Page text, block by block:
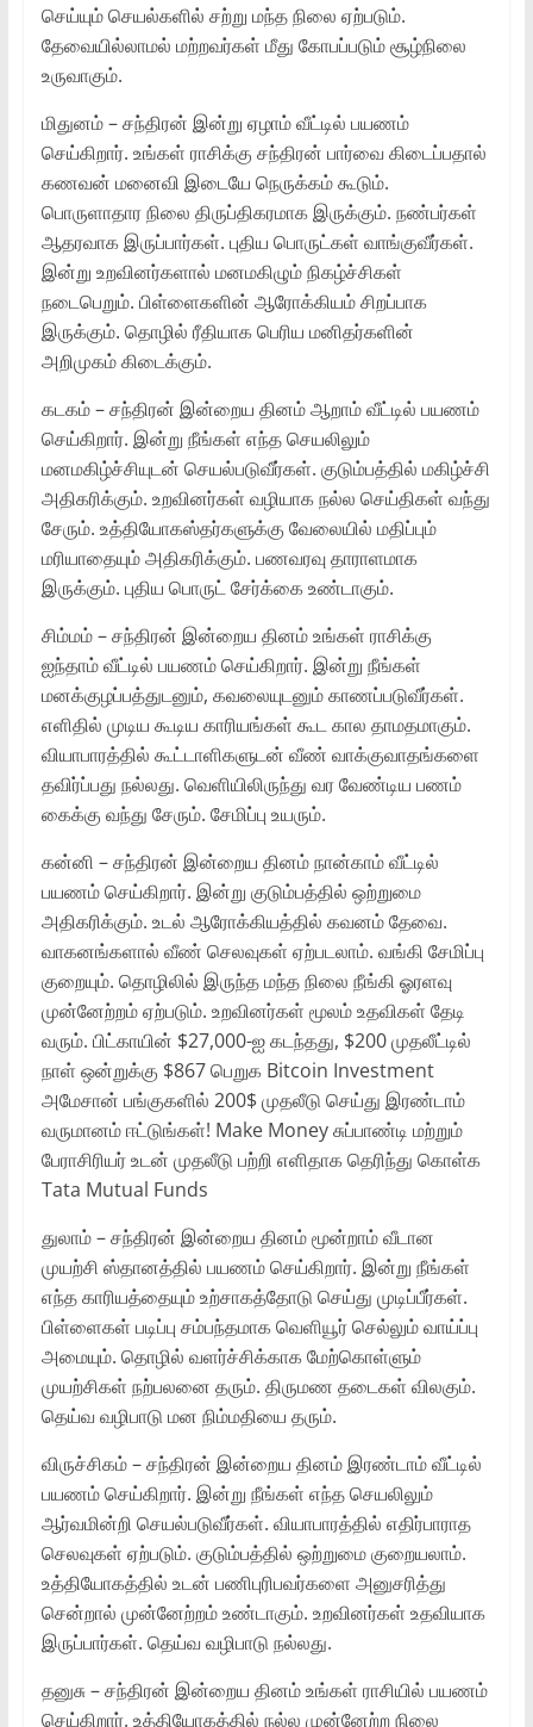
செய்யும் செயல்களில் சற்று மந்த நிலை ஏற்படும்.
தேவையில்லாமல் மற்றவர்கள் மீது கோபப்படும் சூழ்நிலை
உருவாகும்.
மிதுனம் – சந்திரன் இன்று ஏழாம் வீட்டில் பயணம்
செய்கிறார். உங்கள் ராசிக்கு சந்திரன் பார்வை கிடைப்பதால்
கணவன் மனைவி இடையே நெருக்கம் கூடும்.
பொருளாதார நிலை திருப்திகரமாக இருக்கும். நண்பர்கள்
ஆதரவாக இருப்பார்கள். புதிய பொருட்கள் வாங்குவீர்கள்.
இன்று உறவினர்களால் மனமகிழும் நிகழ்ச்சிகள்
நடைபெறும். பிள்ளைகளின் ஆரோக்கியம் சிறப்பாக
இருக்கும். தொழில் ரீதியாக பெரிய மனிதர்களின்
அறிமுகம் கிடைக்கும்.
கடகம் – சந்திரன் இன்றைய தினம் ஆறாம் வீட்டில் பயணம்
செய்கிறார். இன்று நீங்கள் எந்த செயலிலும்
மனமகிழ்ச்சியுடன் செயல்படுவீர்கள். குடும்பத்தில் மகிழ்ச்சி
அதிகரிக்கும். உறவினர்கள் வழியாக நல்ல செய்திகள் வந்து
சேரும். உத்தியோகஸ்தர்களுக்கு வேலையில் மதிப்பும்
மரியாதையும் அதிகரிக்கும். பணவரவு தாராளமாக
இருக்கும். புதிய பொருட் சேர்க்கை உண்டாகும்.
சிம்மம் – சந்திரன் இன்றைய தினம் உங்கள் ராசிக்கு
ஐந்தாம் வீட்டில் பயணம் செய்கிறார். இன்று நீங்கள்
மனக்குழப்பத்துடனும், கவலையுடனும் காணப்படுவீர்கள்.
எளிதில் முடிய கூடிய காரியங்கள் கூட கால தாமதமாகும்.
வியாபாரத்தில் கூட்டாளிகளுடன் வீண் வாக்குவாதங்களை
தவிர்ப்பது நல்லது. வெளியிலிருந்து வர வேண்டிய பணம்
கைக்கு வந்து சேரும். சேமிப்பு உயரும்.
கன்னி – சந்திரன் இன்றைய தினம் நான்காம் வீட்டில்
பயணம் செய்கிறார். இன்று குடும்பத்தில் ஒற்றுமை
அதிகரிக்கும். உடல் ஆரோக்கியத்தில் கவனம் தேவை.
வாகனங்களால் வீண் செலவுகள் ஏற்படலாம். வங்கி சேமிப்பு
குறையும். தொழிலில் இருந்த மந்த நிலை நீங்கி ஓரளவு
முன்னேற்றம் ஏற்படும். உறவினர்கள் மூலம் உதவிகள் தேடி
வரும். பிட்காயின் $27,000-ஐ கடந்தது, $200 முதலீட்டில்
நாள் ஒன்றுக்கு $867 பெறுக Bitcoin Investment
அமேசான் பங்குகளில் 200$ முதலீடு செய்து இரண்டாம்
வருமானம் ஈட்டுங்கள்! Make Money சுப்பாண்டி மற்றும்
பேராசிரியர் உடன் முதலீடு பற்றி எளிதாக தெரிந்து கொள்க
Tata Mutual Funds
துலாம் – சந்திரன் இன்றைய தினம் மூன்றாம் வீடான
முயற்சி ஸ்தானத்தில் பயணம் செய்கிறார். இன்று நீங்கள்
எந்த காரியத்தையும் உற்சாகத்தோடு செய்து முடிப்பீர்கள்.
பிள்ளைகள் படிப்பு சம்பந்தமாக வெளியூர் செல்லும் வாய்ப்பு
அமையும். தொழில் வளர்ச்சிக்காக மேற்கொள்ளும்
முயற்சிகள் நற்பலனை தரும். திருமண தடைகள் விலகும்.
தெய்வ வழிபாடு மன நிம்மதியை தரும்.
விருச்சிகம் – சந்திரன் இன்றைய தினம் இரண்டாம் வீட்டில்
பயணம் செய்கிறார். இன்று நீங்கள் எந்த செயலிலும்
ஆர்வமின்றி செயல்படுவீர்கள். வியாபாரத்தில் எதிர்பாராத
செலவுகள் ஏற்படும். குடும்பத்தில் ஒற்றுமை குறையலாம்.
உத்தியோகத்தில் உடன் பணிபுரிபவர்களை அனுசரித்து
சென்றால் முன்னேற்றம் உண்டாகும். உறவினர்கள் உதவியாக
இருப்பார்கள். தெய்வ வழிபாடு நல்லது.
தனுசு – சந்திரன் இன்றைய தினம் உங்கள் ராசியில் பயணம்
செய்கிறார். உத்தியோகத்தில் நல்ல முன்னேற்ற நிலை